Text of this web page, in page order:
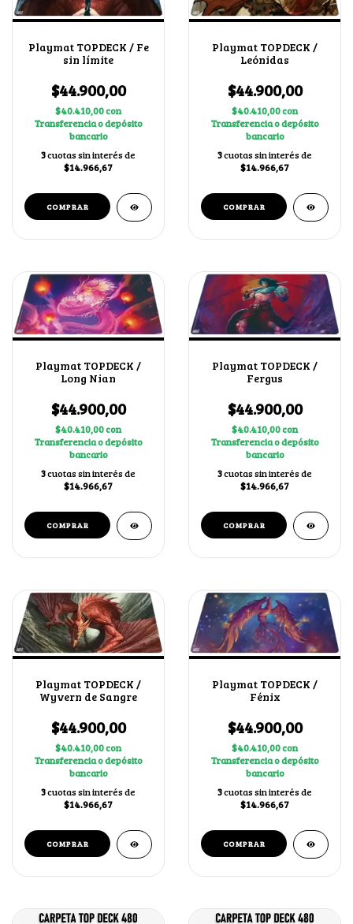
Playmat TOPDECK / Fe
sin límite
$44.900,00
$40.410,00con
Transferencia o depósito
bancario
3cuotas sin interés de
$14.966,67
Playmat TOPDECK /
Leónidas
$44.900,00
$40.410,00con
Transferencia o depósito
bancario
3cuotas sin interés de
$14.966,67
Playmat TOPDECK /
Long Nian
$44.900,00
$40.410,00con
Transferencia o depósito
bancario
3cuotas sin interés de
$14.966,67
Playmat TOPDECK /
Fergus
$44.900,00
$40.410,00con
Transferencia o depósito
bancario
3cuotas sin interés de
$14.966,67
Playmat TOPDECK /
Wyvern de Sangre
$44.900,00
$40.410,00con
Transferencia o depósito
bancario
3cuotas sin interés de
$14.966,67
Playmat TOPDECK /
Fénix
$44.900,00
$40.410,00con
Transferencia o depósito
bancario
3cuotas sin interés de
$14.966,67